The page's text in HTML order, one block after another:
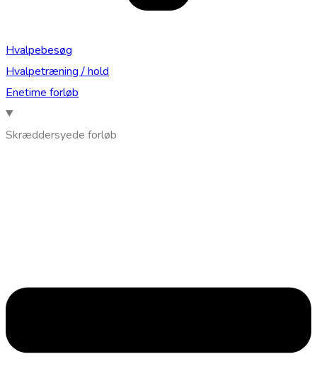
Hvalpebesøg
Hvalpetræning / hold
Enetime forløb
Skræddersyede forløb